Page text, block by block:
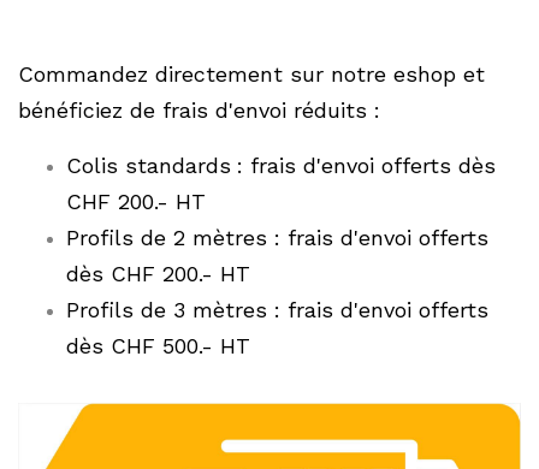
Commandez directement sur notre eshop et
bénéficiez de frais d'envoi réduits :
Colis standards : frais d'envoi offerts dès
CHF 200.- HT
Profils de 2 mètres : frais d'envoi offerts
dès CHF 200.- HT
Profils de 3 mètres : frais d'envoi offerts
dès CHF 500.- HT